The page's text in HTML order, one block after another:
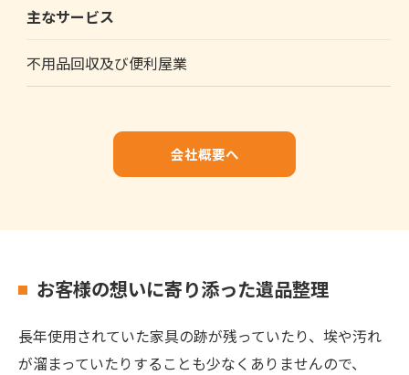
主なサービス
不用品回収及び便利屋業
会社概要へ
お客様の想いに寄り添った遺品整理
長年使用されていた家具の跡が残っていたり、埃や汚れ
が溜まっていたりすることも少なくありませんので、